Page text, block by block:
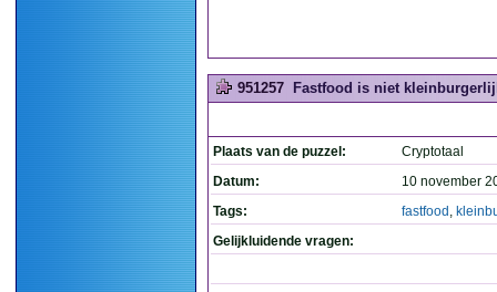
951257 Fastfood is niet
Plaats van de puzzel:
Cryptotaal
Datum:
10 november
Tags:
fastfood ,
Gelijkluidende vragen: